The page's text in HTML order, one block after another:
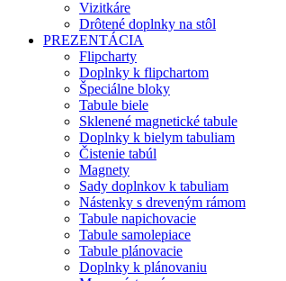
Vizitkáre
Drôtené doplnky na stôl
PREZENTÁCIA
Flipcharty
Doplnky k flipchartom
Špeciálne bloky
Tabule biele
Sklenené magnetické tabule
Doplnky k bielym tabuliam
Čistenie tabúl
Magnety
Sady doplnkov k tabuliam
Nástenky s dreveným rámom
Tabule napichovacie
Tabule samolepiace
Tabule plánovacie
Doplnky k plánovaniu